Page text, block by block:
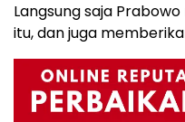
Langsung saja
itu, dan juga